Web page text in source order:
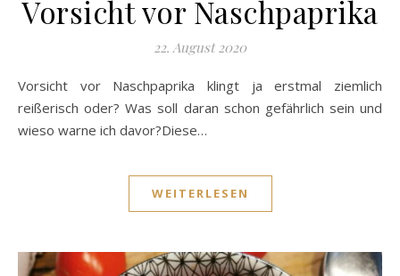
Vorsicht vor Naschpaprika
22. August 2020
Vorsicht vor Naschpaprika klingt ja erstmal ziemlich
reißerisch oder? Was soll daran schon gefährlich sein und
wieso warne ich davor?Diese…
WEITERLESEN